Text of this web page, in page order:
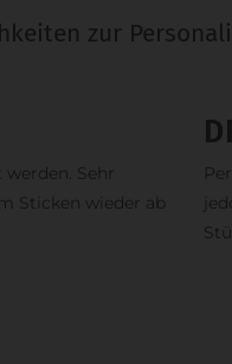
zur
Sehr
Sticken wieder ab